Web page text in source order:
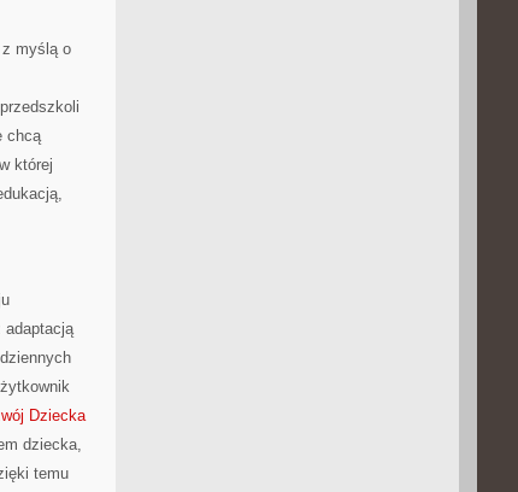
z myślą o
chcą
której
adaptacją
Dziecka
dziecka,
temu